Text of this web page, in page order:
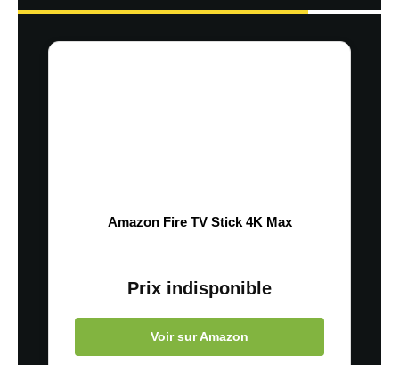
Amazon Fire TV Stick 4K Max
Prix indisponible
Voir sur Amazon